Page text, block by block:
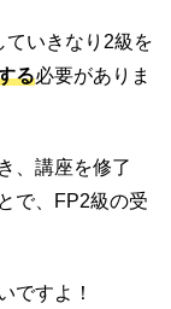
ていきなり2級を
る必要がありま
、講座を修了
で、FP2級の受
ですよ！